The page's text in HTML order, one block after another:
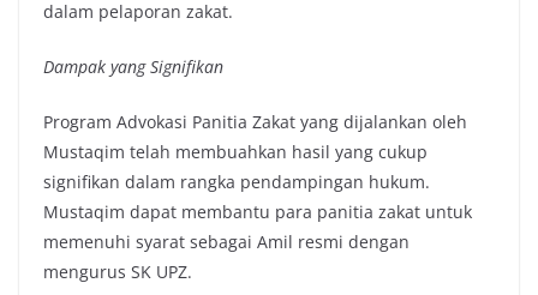
dalam pelaporan zakat.
Dampak yang Signifikan
Program Advokasi Panitia Zakat yang dijalankan oleh
Mustaqim telah membuahkan hasil yang cukup
signifikan dalam rangka pendampingan hukum.
Mustaqim dapat membantu para panitia zakat untuk
memenuhi syarat sebagai Amil resmi dengan
mengurus SK UPZ.